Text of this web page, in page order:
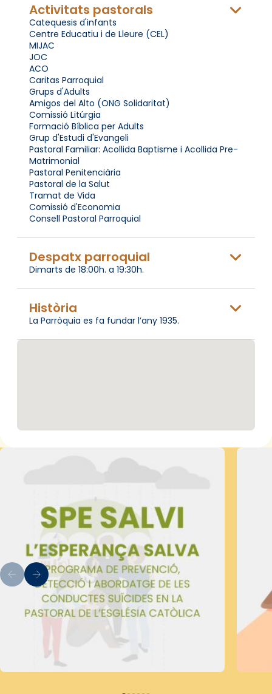
Activitats pastorals
Catequesis d'infants
Centre Educatiu i de Lleure (CEL)
MIJAC
JOC
ACO
Caritas Parroquial
Grups d'Adults
Amigos del Alto (ONG Solidaritat)
Comissió Litúrgia
Formació Bíblica per Adults
Grup d'Estudi d'Evangeli
Pastoral Familiar: Acollida Baptisme i Acollida Pre-
Matrimonial
Pastoral Penitenciària
Pastoral de la Salut
Tramat de Vida
Comissió d'Economia
Consell Pastoral Parroquial
Despatx parroquial
Dimarts de 18:00h. a 19:30h.
Història
La Parròquia es fa fundar l’any 1935.